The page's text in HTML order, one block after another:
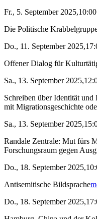
Fr., 5. September
Die Politische
Do., 11. September
Offener Dialog für
Sa., 13. September
Schreiben über Identität
mit Migrationsgeschichte
Sa., 13. September
Randale Zentrale: Mut fürs
Forschungsraum gegen
Do., 18. September
Antisemitische Bildsprache
Do., 18. September